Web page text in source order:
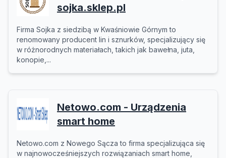
sojka.sklep.pl
Firma Sojka z siedzibą w Kwaśniowie Górnym to
renomowany producent lin i sznurków, specjalizujący się
w różnorodnych materiałach, takich jak bawełna, juta,
konopie,...
Netowo.com - Urządzenia
smart home
Netowo.com z Nowego Sącza to firma specjalizująca się
w najnowocześniejszych rozwiązaniach smart home,